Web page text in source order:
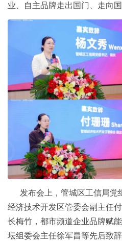
业、自主品牌走出国门、走向国
发布会上，管城区工信局党
经济技术开发区管委会副主任
长梅竹，都市频道企业品牌赋
坛组委会主任徐军昌等先后致